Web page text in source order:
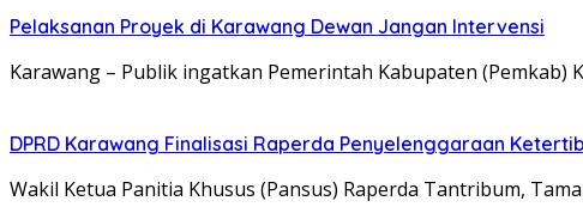
Pelaksanan Proyek di Karawang Dewan Jangan Intervensi
Karawang – Publik ingatkan Pemerintah Kabupaten
DPRD Karawang Finalisasi Raperda Penyelenggaraan
Wakil Ketua Panitia Khusus (Pansus) Raperda Tantribum,